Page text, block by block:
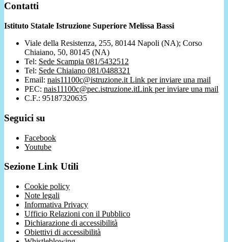
Contatti
Istituto Statale Istruzione Superiore Melissa Bassi
Viale della Resistenza, 255, 80144 Napoli (NA); Corso
Chiaiano, 50, 80145 (NA)
Tel: Sede Scampia 081/5432512
Tel: Sede Chiaiano 081/0488321
Email: nais11100c@istruzione.it Link per inviare una mail
PEC: nais11100c@pec.istruzione.itLink per inviare una mail
C.F.: 95187320635
Seguici su
Facebook
Youtube
Sezione Link Utili
Cookie policy
Note legali
Informativa Privacy
Ufficio Relazioni con il Pubblico
Dichiarazione di accessibilità
Obiettivi di accessibilità